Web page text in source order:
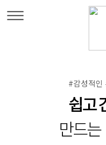
#감성적
쉽고
만드는